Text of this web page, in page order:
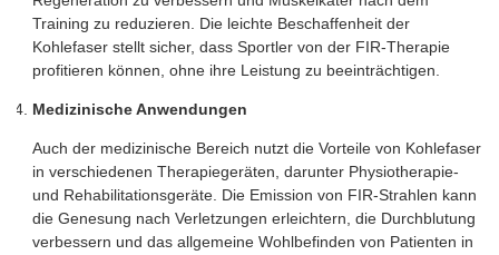
Training zu reduzieren. Die leichte Beschaffenheit der
Kohlefaser stellt sicher, dass Sportler von der FIR-Therapie
profitieren können, ohne ihre Leistung zu beeinträchtigen.
Medizinische Anwendungen
Auch der medizinische Bereich nutzt die Vorteile von Kohlefaser
in verschiedenen Therapiegeräten, darunter Physiotherapie-
und Rehabilitationsgeräte. Die Emission von FIR-Strahlen kann
die Genesung nach Verletzungen erleichtern, die Durchblutung
verbessern und das allgemeine Wohlbefinden von Patienten in